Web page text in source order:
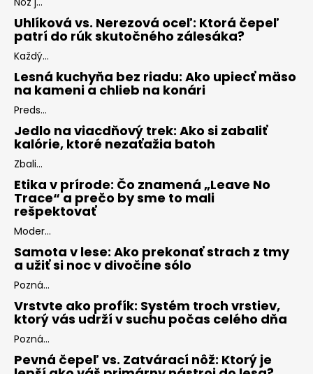
Uhlíková vs. Nerezová oceľ: Ktorá čepeľ
patrí do rúk skutočného zálesáka?
Každý...
Lesná kuchyňa bez riadu: Ako upiecť mäso
na kameni a chlieb na konári
Preds...
Jedlo na viacdňový trek: Ako si zabaliť
kalórie, ktoré nezaťažia batoh
Zbali...
Etika v prírode: Čo znamená „Leave No
Trace“ a prečo by sme to mali
rešpektovať
Moder...
Samota v lese: Ako prekonať strach z tmy
a užiť si noc v divočine sólo
Pozná...
Vrstvte ako profík: Systém troch vrstiev,
ktorý vás udrží v suchu počas celého dňa
Pozná...
Pevná čepeľ vs. Zatvárací nôž: Ktorý je